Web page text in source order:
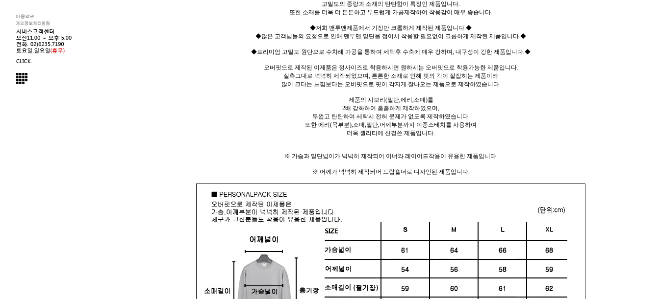
고밀도의 중량과 소재의 탄탄함이 특징인 제품입니다.
또한 소재를 더욱 더 튼튼하고 부드럽게 가공제작하여 착용감이 매우 좋습니다.
◆저희 맨투맨제품에서 기장만 크롭하게 제작된 제품입니다.◆
◆많은 고객님들의 요청으로 인해 맨투맨 밑단을 접어서 착용할 필요없이 크롭하게 제작된 제품입니다.◆
◆프리미엄 고밀도 원단으로 수차례 가공을 통하여 세탁후 수축에 매우 강하며, 내구성이 강한 제품입니다.◆
오버핏으로 제작된 이제품은 정사이즈로 착용하시면 원하시는 오버핏으로 착용가능한 제품입니다.
실측그대로 넉넉히 제작되었으며, 튼튼한 소재로 인해 핏의 각이 잘잡히는 제품이라
많이 크다는 느낌보다는 오버핏으로 핏이 각지게 잘나오는 제품으로 제작하였습니다.
제품의 시보리(밑단,에리,소매)를
2배 강화하여 촘촘하게 제작하였으며,
두껍고 탄탄하여 세탁시 전혀 문제가 없도록 제작하였습니다.
또한 에리(목부분),소매,밑단,어께부분까지 이중스테치를 사용하여
더욱 퀄리티에 신경쓴 제품입니다.
※ 가슴과 밑단넓이가 넉넉히 제작되어 이너와 레이어드착용이 유용한 제품입니다.
※ 어께가 넉넉히 제작되어 드랍숄더로 디자인된 제품입니다.